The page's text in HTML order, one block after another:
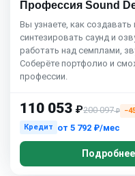
Профессия Sound
Вы узнаете, как
синтезировать саунд и
работать над семплами,
Соберёте портфолио и
профессии.
110 053 ₽200 097₽
Кредит
от 5 792 ₽/мес
Подробнее